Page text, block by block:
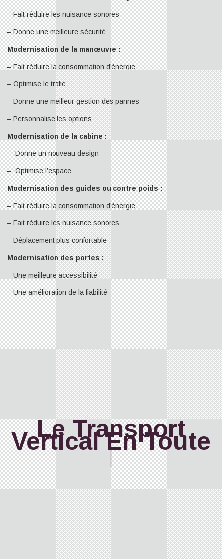
– Fait réduire les nuisance sonores
– Donne une meilleure sécurité
Modernisation de la manœuvre :
– Fait réduire la consommation d’énergie
– Optimise le trafic
– Donne une meilleur gestion des pannes
– Personnalise les options
Modernisation de la cabine :
– Donne un nouveau design
– Optimise l’espace
Modernisation des guides ou contre poids :
– Fait réduire la consommation d’énergie
– Fait réduire les nuisance sonores
– Déplacement plus confortable
Modernisation des portes :
– Une meilleure accessibilité
– Une amélioration de la fiabilité
Le Transport
Vertic
|